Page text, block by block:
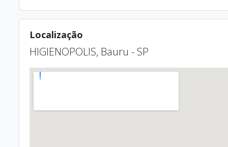
Localização
HIGIENOPOLIS, Bauru - SP